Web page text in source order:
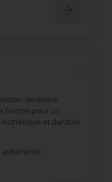
améliore
finition pour un
et durable